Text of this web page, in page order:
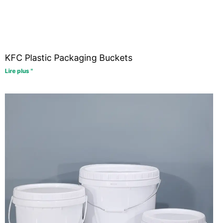
KFC Plastic Packaging Buckets
Lire plus "